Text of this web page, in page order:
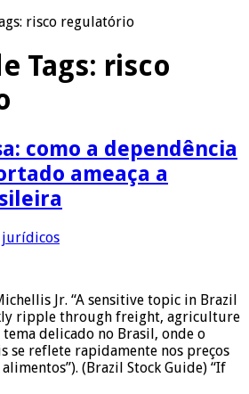
risco regulatório
Tags: risco
como a dependência
ameaça a
Jr. “A sensitive topic in Brazil
ripple through freight, agriculture
delicado no Brasil, onde o
se reflete rapidamente nos preços
(Brazil Stock Guide) “If